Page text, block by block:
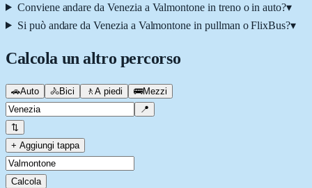
Conviene andare da Venezia a Valmontone in treno o in auto?▾
Si può andare da Venezia a Valmontone in pullman o FlixBus?▾
Calcola un altro percorso
🚗Auto 🚴Bici 🚶 A piedi 🚌Mezzi
📍
⇅
+ Aggiungi tappa
Calcola